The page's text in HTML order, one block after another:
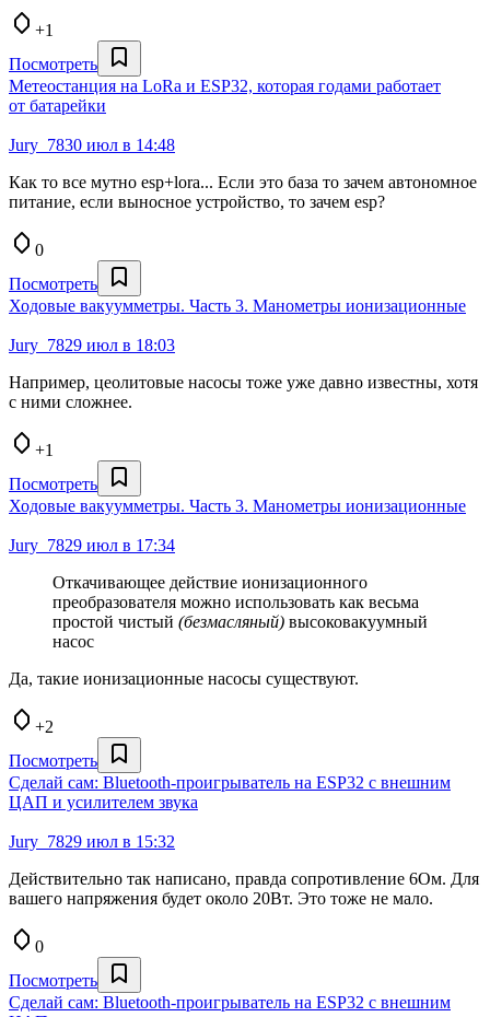
+1
Посмотреть
Метеостанция на LoRa и ESP32, которая годами работает
от батарейки
Jury_7830 июл в 14:48
Как то все мутно esp+lora... Если это база то зачем автономное
питание, если выносное устройство, то зачем esp?
0
Посмотреть
Ходовые вакуумметры. Часть 3. Манометры ионизационные
Jury_7829 июл в 18:03
Например, цеолитовые насосы тоже уже давно известны, хотя
с ними сложнее.
+1
Посмотреть
Ходовые вакуумметры. Часть 3. Манометры ионизационные
Jury_7829 июл в 17:34
Откачивающее действие ионизационного
преобразователя можно использовать как весьма
простой чистый (безмасляный) высоковакуумный
насос
Да, такие ионизационные насосы существуют.
+2
Посмотреть
Сделай сам: Bluetooth‑проигрыватель на ESP32 с внешним
ЦАП и усилителем звука
Jury_7829 июл в 15:32
Действительно так написано, правда сопротивление 6Ом. Для
вашего напряжения будет около 20Вт. Это тоже не мало.
0
Посмотреть
Сделай сам: Bluetooth‑проигрыватель на ESP32 с внешним